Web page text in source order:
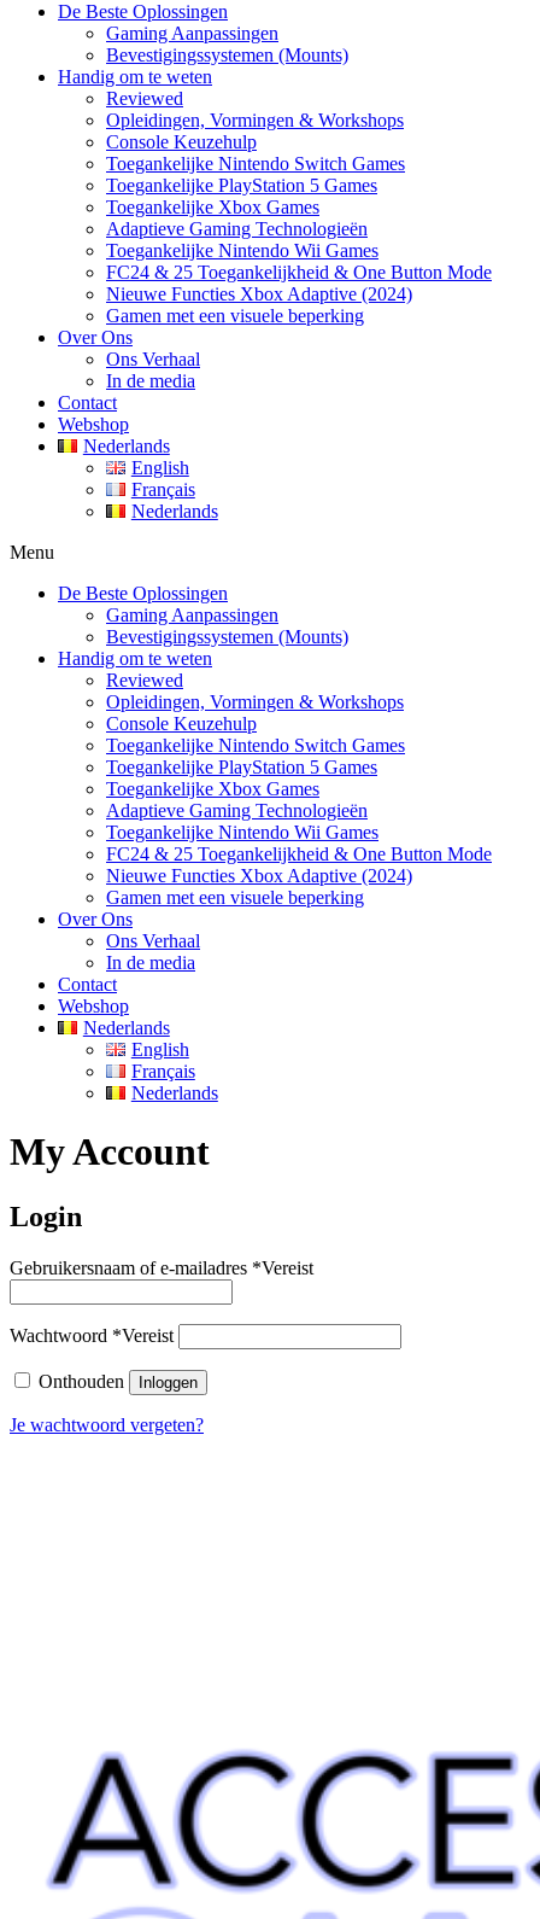
De Beste Oplossingen
Gaming Aanpassingen
Bevestigingssystemen (Mounts)
Handig om te weten
Reviewed
Opleidingen, Vormingen & Workshops
Console Keuzehulp
Toegankelijke Nintendo Switch Games
Toegankelijke PlayStation 5 Games
Toegankelijke Xbox Games
Adaptieve Gaming Technologieën
Toegankelijke Nintendo Wii Games
FC24 & 25 Toegankelijkheid & One Button Mode
Nieuwe Functies Xbox Adaptive (2024)
Gamen met een visuele beperking
Over Ons
Ons Verhaal
In de media
Contact
Webshop
Nederlands
English
Français
Nederlands
Menu
De Beste Oplossingen
Gaming Aanpassingen
Bevestigingssystemen (Mounts)
Handig om te weten
Reviewed
Opleidingen, Vormingen & Workshops
Console Keuzehulp
Toegankelijke Nintendo Switch Games
Toegankelijke PlayStation 5 Games
Toegankelijke Xbox Games
Adaptieve Gaming Technologieën
Toegankelijke Nintendo Wii Games
FC24 & 25 Toegankelijkheid & One Button Mode
Nieuwe Functies Xbox Adaptive (2024)
Gamen met een visuele beperking
Over Ons
Ons Verhaal
In de media
Contact
Webshop
Nederlands
English
Français
Nederlands
My Account
Login
Gebruikersnaam of e-mailadres *Vereist
Wachtwoord *Vereist
Onthouden Inloggen
Je wachtwoord vergeten?